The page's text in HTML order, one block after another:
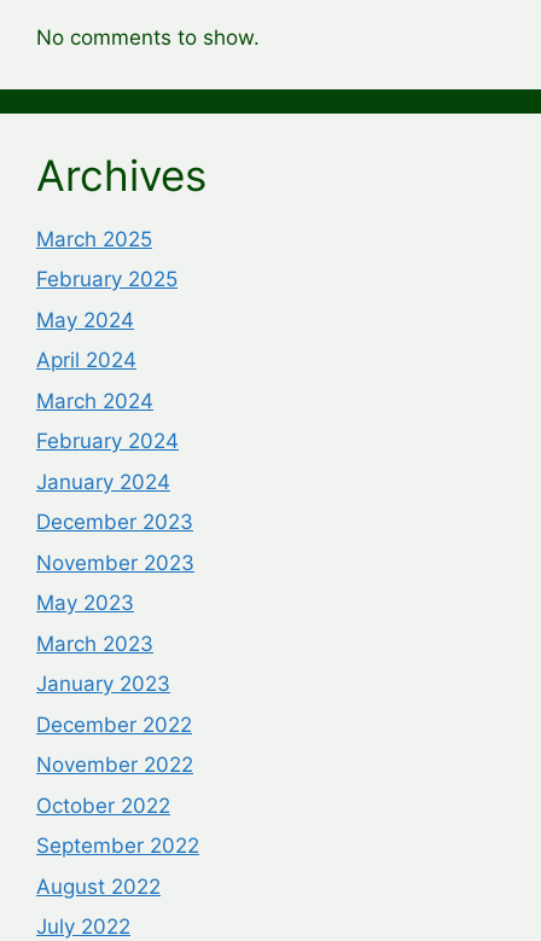
No comments to show.
Archives
March 2025
February 2025
May 2024
April 2024
March 2024
February 2024
January 2024
December 2023
November 2023
May 2023
March 2023
January 2023
December 2022
November 2022
October 2022
September 2022
August 2022
July 2022